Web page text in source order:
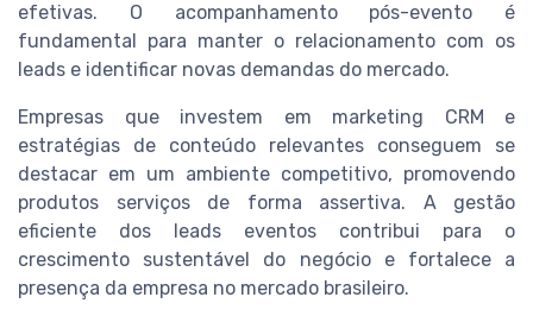
efetivas. O acompanhamento pós-evento é
fundamental para manter o relacionamento com os
leads e identificar novas demandas do mercado.
Empresas que investem em marketing CRM e
estratégias de conteúdo relevantes conseguem se
destacar em um ambiente competitivo, promovendo
produtos serviços de forma assertiva. A gestão
eficiente dos leads eventos contribui para o
crescimento sustentável do negócio e fortalece a
presença da empresa no mercado brasileiro.